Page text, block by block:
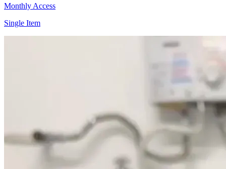
Monthly Access
Single Item